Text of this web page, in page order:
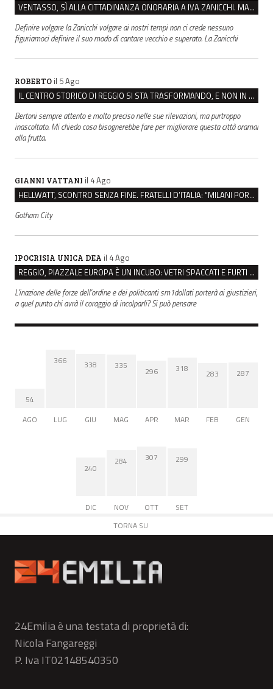
VENTASSO, SÌ ALLA CITTADINANZA ONORARIA A IVA ZANICCHI. MA BARGIACCHI: “È DI PESSIMO GUSTO”
Definire volgare la Zanicchi volgare ai nostri tempi non ci crede nessuno
figuriamoci definire il suo modo di cantare vecchio e superato. La Zanicchi
ROBERTO il 5 Ago
IL CENTRO STORICO DI REGGIO SI STA TRASFORMANDO, E NON IN MEGLIO
Bertoni sempre attento e molto preciso nelle sue rilevazioni, ma purtroppo
inascoltato. Mi chiedo cosa bisognerebbe fare per migliorare questa città oramai
alla frutta.
GIANNI VATTANI il 4 Ago
HELLWATT, SCONTRO SENZA FINE. FRATELLI D’ITALIA: “MILANI PORTA DOCUMENTI, DE FRANCO INSULTI”
Gotham City
IPOCRISIA UNICA DEA il 4 Ago
REGGIO, PIAZZALE EUROPA È UN INCUBO: VETRI SPACCATI E FURTI SULLE AUTO IN SOSTA
L'inazione delle forze dell'ordine e dei politicanti sm1dollati porterà ai giustizieri,
a quel punto chi avrà il coraggio di incolparli? Si può pensare
54
AGO
366
LUG
338
GIU
335
MAG
296
APR
318
MAR
283
FEB
287
GEN
240
DIC
284
NOV
307
OTT
299
SET
TORNA SU
24Emilia è una testata di proprietà di:
Nicola Fangareggi
P. Iva IT02148540350